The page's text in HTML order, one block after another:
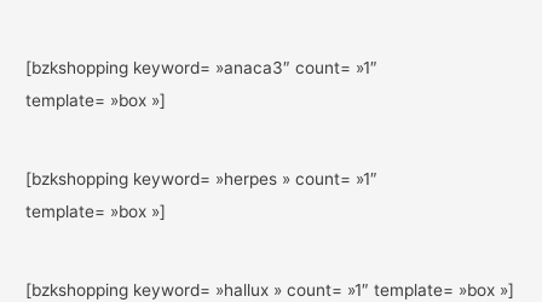
[bzkshopping keyword= »anaca3″ count= »1″
template= »box »]
[bzkshopping keyword= »herpes » count= »1″
template= »box »]
[bzkshopping keyword= »hallux » count= »1″ template= »box »]